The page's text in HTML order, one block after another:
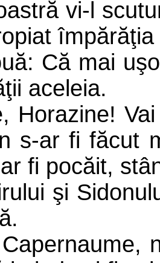
vi-l
Că mai
aceleia.
Horazine!
s-ar fi făcut
fi pocăit,
şi